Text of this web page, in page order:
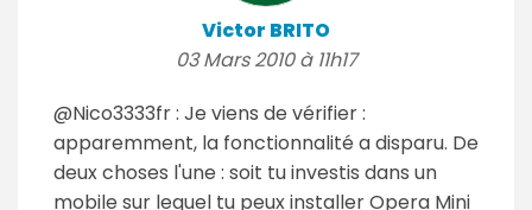
Victor BRITO
03 Mars 2010 à 11h17
@Nico3333fr : Je viens de vérifier :
apparemment, la fonctionnalité a disparu. De
deux choses l'une : soit tu investis dans un
mobile sur lequel tu peux installer Opera Mini